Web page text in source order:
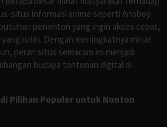
situs informasi anime seperti Anoboy
penonton yang ingin akses cepat,
rutin. Dengan meningkatnya minat
peran situs semacam ini menjadi
budaya tontonan digital di
Pilihan Populer untuk Nonton